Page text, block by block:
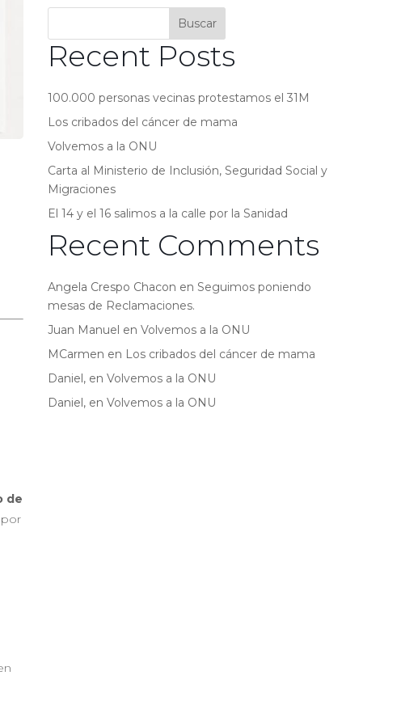
de
por
Buscar
Recent Posts
100.000 personas vecinas protestamos el 31M
Los cribados del cáncer de mama
Volvemos a la ONU
Carta al Ministerio de Inclusión, Seguridad Social y
Migraciones
El 14 y el 16 salimos a la calle por la Sanidad
Recent Comments
Angela Crespo Chacon enSeguimos poniendo
mesas de Reclamaciones.
Juan Manuel enVolvemos a la ONU
MCarmen en Los cribados del cáncer de mama
Daniel, enVolvemos a la ONU
Daniel, enVolvemos a la ONU